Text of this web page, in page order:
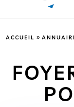
ACCUEIL »